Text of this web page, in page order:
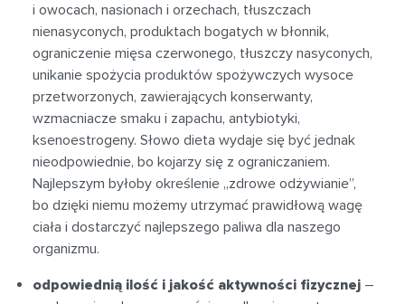
i owocach, nasionach i orzechach, tłuszczach
nienasyconych, produktach bogatych w błonnik,
ograniczenie mięsa czerwonego, tłuszczy nasyconych,
unikanie spożycia produktów spożywczych wysoce
przetworzonych, zawierających konserwanty,
wzmacniacze smaku i zapachu, antybiotyki,
ksenoestrogeny. Słowo dieta wydaje się być jednak
nieodpowiednie, bo kojarzy się z ograniczaniem.
Najlepszym byłoby określenie „zdrowe odżywianie”,
bo dzięki niemu możemy utrzymać prawidłową wagę
ciała i dostarczyć najlepszego paliwa dla naszego
organizmu.
odpowiednią ilość i jakość aktywności fizycznej –